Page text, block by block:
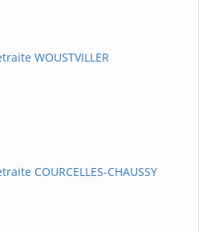
WOUSTVILLER
COURCELLES-CHAUSSY